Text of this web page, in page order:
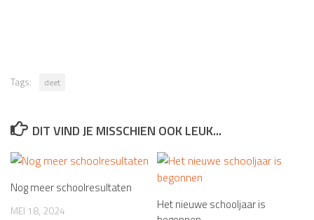
Tags: deet
DIT VIND JE MISSCHIEN OOK LEUK...
Nog meer schoolresultaten
MEI 18, 2024
Het nieuwe schooljaar is